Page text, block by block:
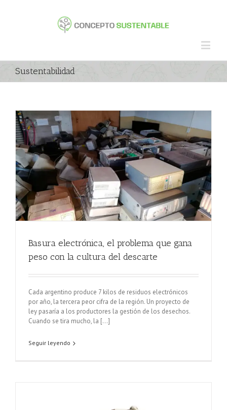
Sustentabilidad
Basura electrónica, el problema que gana
peso con la cultura del descarte
Cada argentino produce 7 kilos de residuos electrónicos
por año, la tercera peor cifra de la región. Un proyecto de
ley pasaría a los productores la gestión de los desechos.
Cuando se tira mucho, la [...]
Seguir leyendo